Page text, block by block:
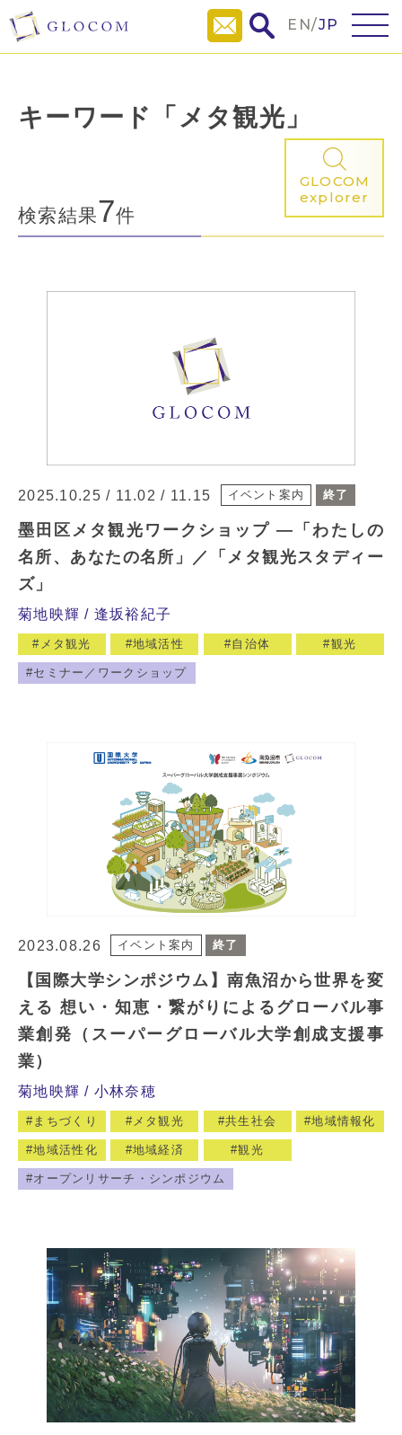
EN/JP
キーワード「メタ観光」
GLOCOM
explorer
検索結果7件
2025.10.25 / 11.02 / 11.15 イベント案内 終了
墨田区メタ観光ワークショップ —「わたしの
名所、あなたの名所」／「メタ観光スタディー
ズ」
菊地映輝 逢坂裕紀子
メタ観光 地域活性 自治体 観光
セミナー／ワークショップ
2023.08.26 イベント案内 終了
【国際大学シンポジウム】南魚沼から世界を変
える 想い・知恵・繋がりによるグローバル事
業創発（スーパーグローバル大学創成支援事
業）
菊地映輝 小林奈穂
まちづくり メタ観光 共生社会 地域情報化
地域活性化 地域経済 観光
オープンリサーチ・シンポジウム